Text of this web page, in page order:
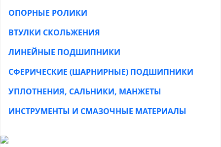
ОПОРНЫЕ РОЛИКИ
ВТУЛКИ СКОЛЬЖЕНИЯ
ЛИНЕЙНЫЕ ПОДШИПНИКИ
СФЕРИЧЕСКИЕ (ШАРНИРНЫЕ) ПОДШИПНИКИ
УПЛОТНЕНИЯ, САЛЬНИКИ, МАНЖЕТЫ
ИНСТРУМЕНТЫ И СМАЗОЧНЫЕ МАТЕРИАЛЫ